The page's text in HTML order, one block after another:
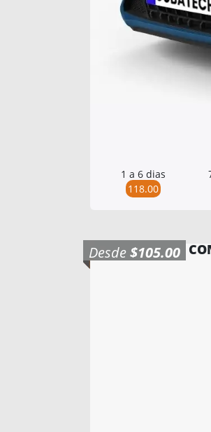
1 a 6 dias
118.00
Desde$105.00